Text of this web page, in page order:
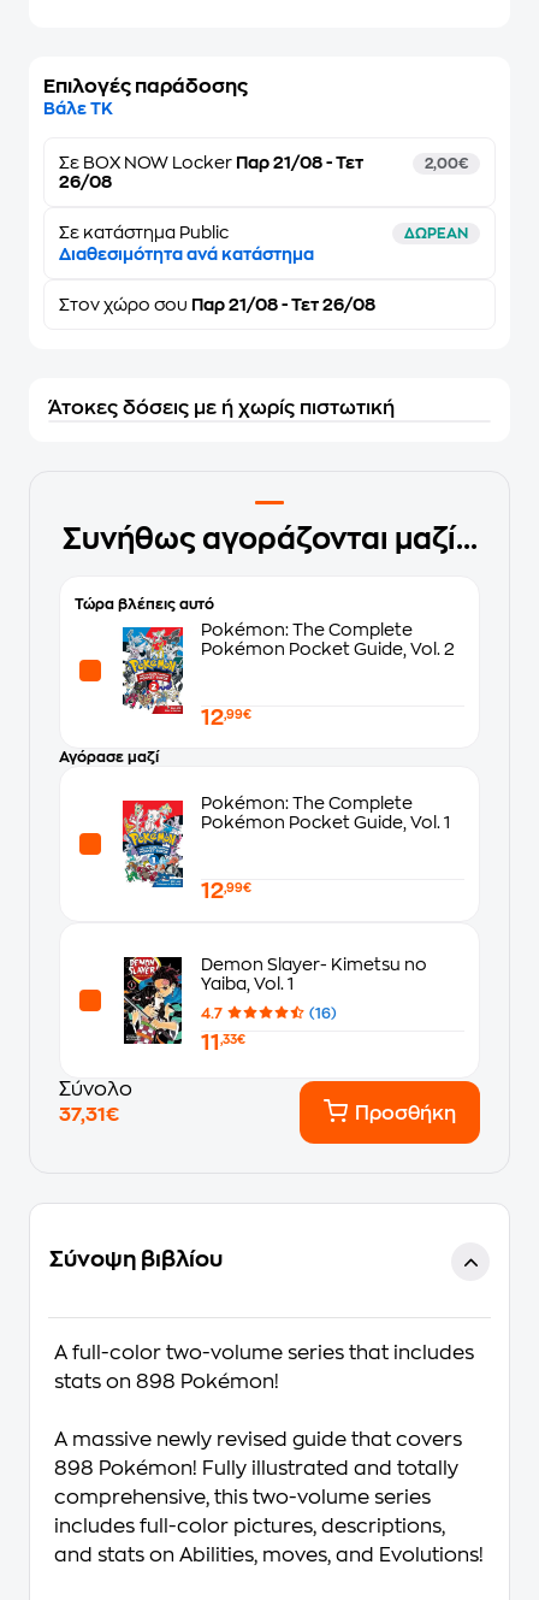
Επιλογές παράδοσης
Βάλε ΤΚ
Σε BOX NOW Locker Παρ 21/08 - Τετ
26/08
2,00€
Σε κατάστημα Public ΔΩΡΕΑΝ
Διαθεσιμότητα ανά κατάστημα
Στον χώρο σου Παρ 21/08 - Τετ 26/08
Άτοκες δόσεις με ή χωρίς πιστωτική
Συνήθως αγοράζονται μαζί...
Τώρα βλέπεις αυτό
Pokémon: The Complete
Pokémon Pocket Guide, Vol. 2
12,99€
Αγόρασε μαζί
Pokémon: The Complete
Pokémon Pocket Guide, Vol. 1
12,99€
Demon Slayer- Kimetsu no
Yaiba, Vol. 1
4.7 (16)
11 ,33€
Σύνολο
37,31€
Προσθήκη
Σύνοψη βιβλίου
A full-color two-volume series that includes
stats on 898 Pokémon!
A massive newly revised guide that covers
898 Pokémon! Fully illustrated and totally
comprehensive, this two-volume series
includes full-color pictures, descriptions,
and stats on Abilities, moves, and Evolutions!